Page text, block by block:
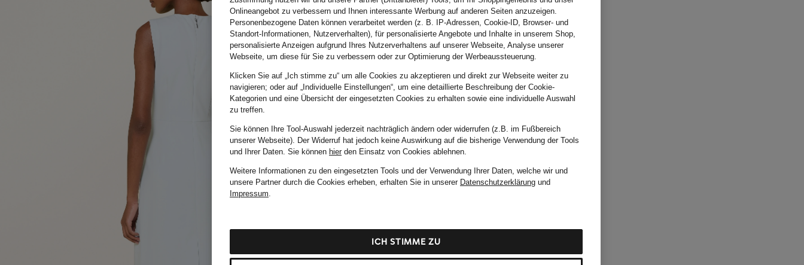
Onlineangebot zu verbessern und Ihnen interessante Werbung auf anderen Seiten anzuzeigen.
Personenbezogene Daten können verarbeitet werden (z. B. IP-Adressen, Cookie-ID, Browser- und
Standort-Informationen, Nutzerverhalten), für personalisierte Angebote und Inhalte in unserem Shop,
personalisierte Anzeigen aufgrund Ihres Nutzerverhaltens auf unserer Webseite, Analyse unserer
Webseite, um diese für Sie zu verbessern oder zur Optimierung der Werbeaussteuerung.
Klicken Sie auf „Ich stimme zu“ um alle Cookies zu akzeptieren und direkt zur Webseite weiter zu
navigieren; oder auf „Individuelle Einstellungen“, um eine detaillierte Beschreibung der Cookie-
Kategorien und eine Übersicht der eingesetzten Cookies zu erhalten sowie eine individuelle Auswahl
zu treffen.
Sie können Ihre Tool-Auswahl jederzeit nachträglich ändern oder widerrufen (z.B. im Fußbereich
unserer Webseite). Der Widerruf hat jedoch keine Auswirkung auf die bisherige Verwendung der Tools
und Ihrer Daten. Sie können hierden Einsatz von Cookies ablehnen.
Weitere Informationen zu den eingesetzten Tools und der Verwendung Ihrer Daten, welche wir und
unsere Partner durch die Cookies erheben, erhalten Sie in unserer Datenschutzerklärung und
Impressum.
ICH STIMME ZU